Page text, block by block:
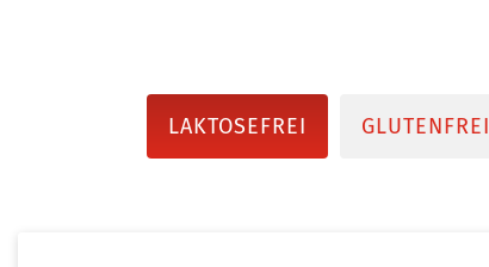
LAKTOSEFREI GLUTENFREI